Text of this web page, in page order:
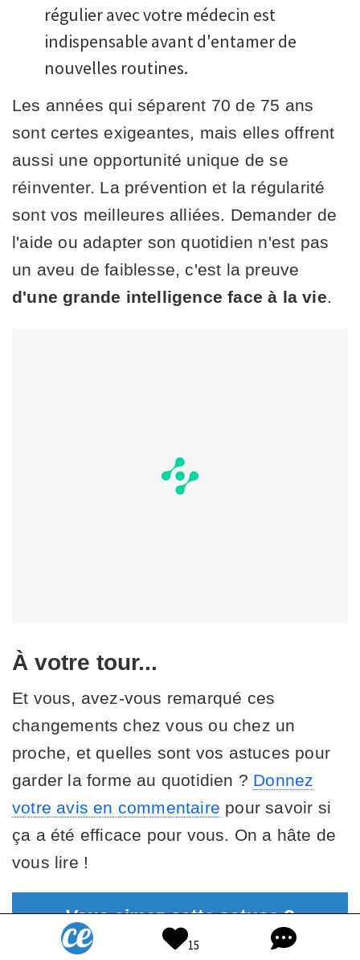
régulier avec votre médecin est
indispensable avant d'entamer de
nouvelles routines.
Les années qui séparent 70 de 75 ans
sont certes exigeantes, mais elles offrent
aussi une opportunité unique de se
réinventer. La prévention et la régularité
sont vos meilleures alliées. Demander de
l'aide ou adapter son quotidien n'est pas
un aveu de faiblesse, c'est la preuve
d'une grande intelligence face à la vie.
À votre tour...
Et vous, avez-vous remarqué ces
changements chez vous ou chez un
proche, et quelles sont vos astuces pour
garder la forme au quotidien ? Donnez
votre avis en commentaire pour savoir si
ça a été efficace pour vous. On a hâte de
vous lire !
Vous aimez cette astuce ?
Recevez les meilleures
15